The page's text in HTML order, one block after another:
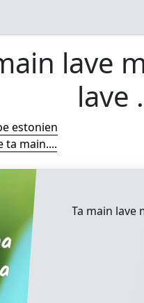
lave
lave
estonien
ta main....
Ta main lave